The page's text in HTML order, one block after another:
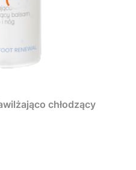
chłodzący